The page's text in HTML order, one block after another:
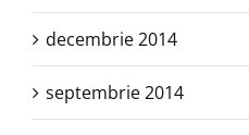
decembrie 2014
septembrie 2014